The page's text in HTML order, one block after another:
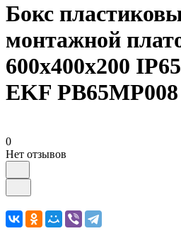
Бокс
монтажной
600х400х200
EKF PB65MP008
0
Нет отзывов